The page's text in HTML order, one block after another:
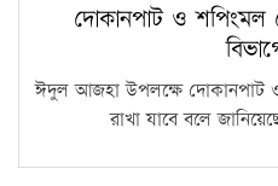
দোকানপাট ও শপিংমল
ঈদুল আজহা উপলক্ষে দোকানপাট
রাখা যাবে বলে